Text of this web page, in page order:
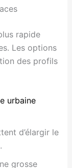
rapide
Les options
des profils
urbaine
d’élargir le
grosse